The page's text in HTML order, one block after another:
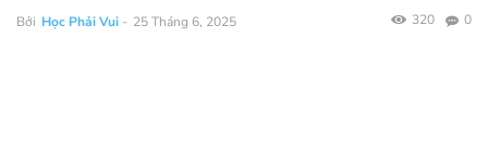
Bởi Học Phải Vui - 25 Tháng 6, 2025 0
320